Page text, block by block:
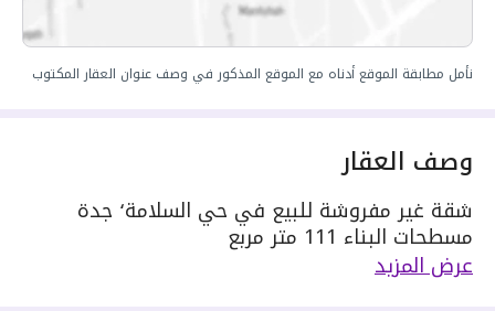
نأمل مطابقة الموقع أدناه مع الموقع المذكور في وصف عنوان العقار المكتوب
وصف العقار
شقة غير مفروشة للبيع في حي السلامة٬ جدة
مسطحات البناء 111 متر مربع
دور العقار 2
يحدها 1 شارع:
عرض المزيد